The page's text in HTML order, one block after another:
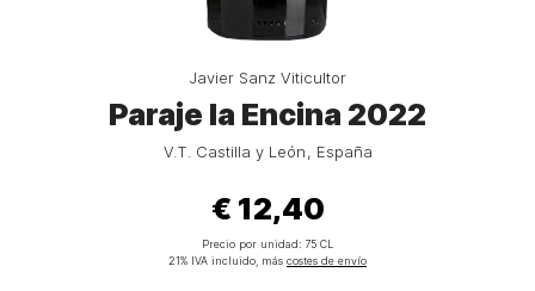
Javier Sanz Viticultor
Paraje la Encina 2022
V.T. Castilla y León España
€ 12,40
Precio por unidad: 75 CL
21% IVA incluido, más costes de envío